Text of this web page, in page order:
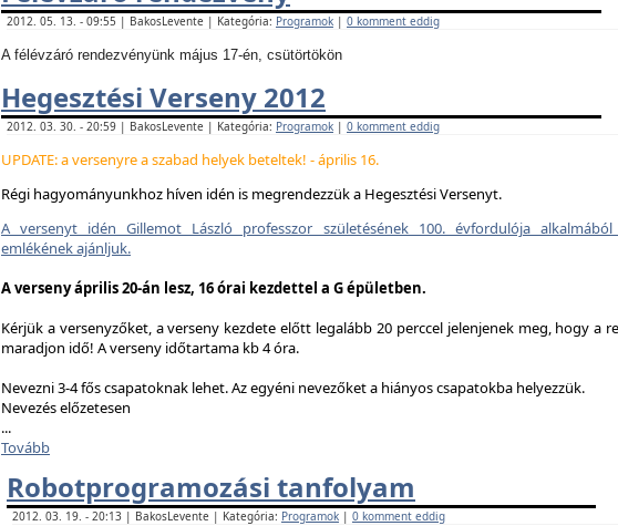
2012. 05. 13. - 09:55 | BakosLevente | Kategória: Programok | 0 komment eddig
A félévzáró rendezvényünk május 17-én, csütörtökön
Hegesztési Verseny 2012
2012. 03. 30. - 20:59 | BakosLevente | Kategória: Programok | 0 komment eddig
UPDATE: a versenyre a szabad helyek beteltek! - április 16.
Régi hagyományunkhoz híven idén is megrendezzük a Hegesztési Versenyt.
A versenyt idén Gillemot László professzor születésének 100. évfordulója
emlékének ajánljuk.
A verseny április 20-án lesz, 16 órai kezdettel a G épületben.
Kérjük a versenyzőket, a verseny kezdete előtt legalább 20 perccel jelenjenek meg, hogy a
maradjon idő! A verseny időtartama kb 4 óra.
Nevezni 3-4 fős csapatoknak lehet. Az egyéni nevezőket a hiányos csapatokba helyezzük.
Nevezés előzetesen
...
Tovább
Robotprogramozási tanfolyam
2012. 03. 19. - 20:13 | BakosLevente | Kategória: Programok | 0 komment eddig